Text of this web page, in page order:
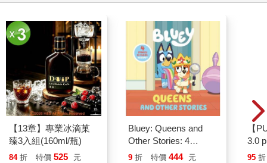
【13章】專業冰滴菓
臻3入組(160ml/瓶)
84 折 特價 525 元
Bluey: Queens and
Other Stories: 4
Stories in 1 Book.
9 折 特價 444 元
【
3.0
黑
95 折